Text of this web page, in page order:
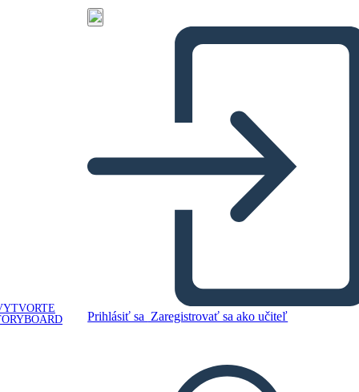
Prihlásiť sa Zaregistrovať sa ako učiteľ